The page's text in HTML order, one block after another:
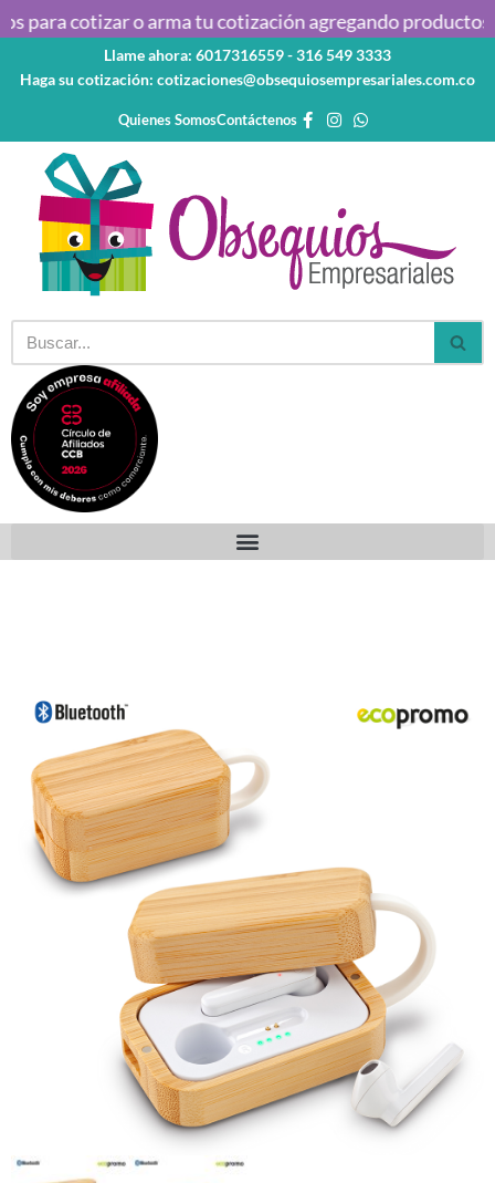
al
cotizar o arma tu cotización agregando productos
Llame ahora: 6017316559 - 316 549 3333
Haga su cotización: cotizaciones@obsequiosempresariales.com.co
Quienes SomosContáctenos